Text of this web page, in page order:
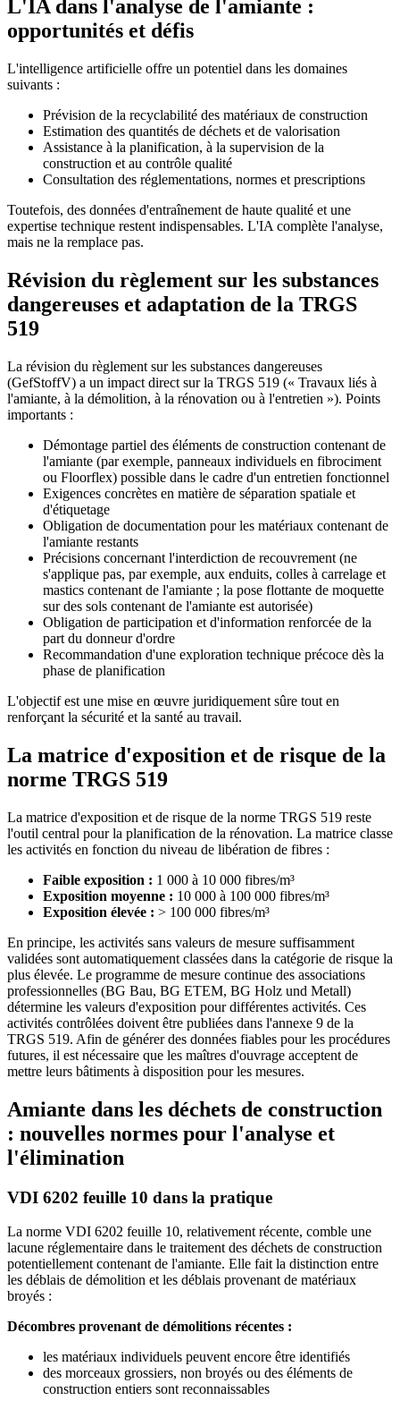
L'IA dans l'analyse de l'amiante :
opportunités et défis
L'intelligence artificielle offre un potentiel dans les domaines
suivants :
Prévision de la recyclabilité des matériaux de construction
Estimation des quantités de déchets et de valorisation
Assistance à la planification, à la supervision de la
construction et au contrôle qualité
Consultation des réglementations, normes et prescriptions
Toutefois, des données d'entraînement de haute qualité et une
expertise technique restent indispensables. L'IA complète l'analyse,
mais ne la remplace pas.
Révision du règlement sur les substances
dangereuses et adaptation de la TRGS
519
La révision du règlement sur les substances dangereuses
(GefStoffV) a un impact direct sur la TRGS 519 (« Travaux liés à
l'amiante, à la démolition, à la rénovation ou à l'entretien »). Points
importants :
Démontage partiel des éléments de construction contenant de
l'amiante (par exemple, panneaux individuels en fibrociment
ou Floorflex) possible dans le cadre d'un entretien fonctionnel
Exigences concrètes en matière de séparation spatiale et
d'étiquetage
Obligation de documentation pour les matériaux contenant de
l'amiante restants
Précisions concernant l'interdiction de recouvrement (ne
s'applique pas, par exemple, aux enduits, colles à carrelage et
mastics contenant de l'amiante ; la pose flottante de moquette
sur des sols contenant de l'amiante est autorisée)
Obligation de participation et d'information renforcée de la
part du donneur d'ordre
Recommandation d'une exploration technique précoce dès la
phase de planification
L'objectif est une mise en œuvre juridiquement sûre tout en
renforçant la sécurité et la santé au travail.
La matrice d'exposition et de risque de la
norme TRGS 519
La matrice d'exposition et de risque de la norme TRGS 519 reste
l'outil central pour la planification de la rénovation. La matrice classe
les activités en fonction du niveau de libération de fibres :
Faible exposition : 1 000 à 10 000 fibres/m³
Exposition moyenne : 10 000 à 100 000 fibres/m³
Exposition élevée : > 100 000 fibres/m³
En principe, les activités sans valeurs de mesure suffisamment
validées sont automatiquement classées dans la catégorie de risque la
plus élevée. Le programme de mesure continue des associations
professionnelles (BG Bau, BG ETEM, BG Holz und Metall)
détermine les valeurs d'exposition pour différentes activités. Ces
activités contrôlées doivent être publiées dans l'annexe 9 de la
TRGS 519. Afin de générer des données fiables pour les procédures
futures, il est nécessaire que les maîtres d'ouvrage acceptent de
mettre leurs bâtiments à disposition pour les mesures.
Amiante dans les déchets de construction
: nouvelles normes pour l'analyse et
l'élimination
VDI 6202 feuille 10 dans la pratique
La norme VDI 6202 feuille 10, relativement récente, comble une
lacune réglementaire dans le traitement des déchets de construction
potentiellement contenant de l'amiante. Elle fait la distinction entre
les déblais de démolition et les déblais provenant de matériaux
broyés :
Décombres provenant de démolitions récentes :
les matériaux individuels peuvent encore être identifiés
des morceaux grossiers, non broyés ou des éléments de
construction entiers sont reconnaissables